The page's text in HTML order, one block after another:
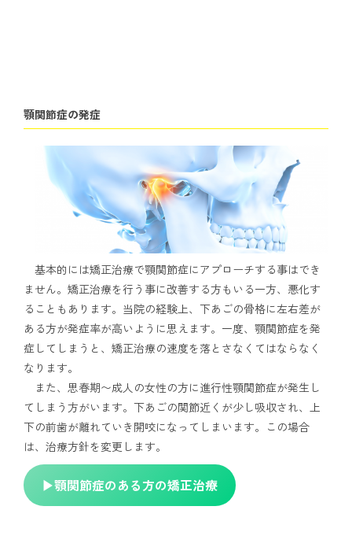
顎関節症の発症
基本的には矯正治療で顎関節症にアプローチする事はでき
ません。矯正治療を行う事に改善する方もいる一方、悪化す
ることもあります。当院の経験上、下あごの骨格に左右差が
ある方が発症率が高いように思えます。一度、顎関節症を発
症してしまうと、矯正治療の速度を落とさなくてはならなく
なります。
また、思春期〜成人の女性の方に進行性顎関節症が発生し
てしまう方がいます。下あごの関節近くが少し吸収され、上
下の前歯が離れていき開咬になってしまいます。この場合
は、治療方針を変更します。
▶︎顎関節症のある方の矯正治療